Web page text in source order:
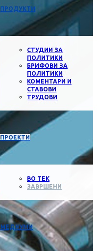
ПРОДУКТИ
СТУДИИ ЗА
ПОЛИТИКИ
БРИФОВИ ЗА
ПОЛИТИКИ
КОМЕНТАРИ И
СТАВОВИ
ТРУДОВИ
ПРОЕКТИ
ВО ТЕК
ЗАВРШЕНИ
МЕДИУМИ